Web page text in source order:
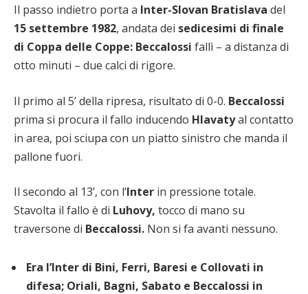
Il passo indietro porta a Inter-Slovan Bratislava del
15 settembre 1982, andata dei sedicesimi di finale
di Coppa delle Coppe: Beccalossi fallì – a distanza di
otto minuti – due calci di rigore.
Il primo al 5’ della ripresa, risultato di 0-0. Beccalossi
prima si procura il fallo inducendo Hlavatyal contatto
in area, poi sciupa con un piatto sinistro che manda il
pallone fuori.
Il secondo al 13’, con l’Inter in pressione totale.
Stavolta il fallo è di Luhovy, tocco di mano su
traversone di Beccalossi. Non si fa avanti nessuno.
Era l’Inter di Bini, Ferri, Baresi e Collovati in
difesa; Oriali, Bagni, Sabato e Beccalossi in